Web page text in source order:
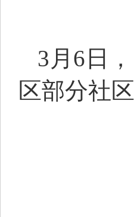
3月6日
区部分社